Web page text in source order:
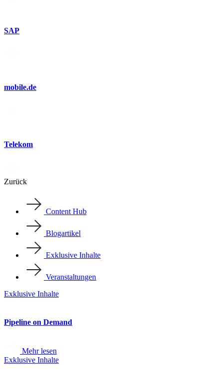
SAP
mobile.de
Telekom
Zurück
Content Hub
Blogartikel
Exklusive Inhalte
Veranstaltungen
Exklusive Inhalte
Pipeline on Demand
Mehr lesen
Exklusive Inhalte